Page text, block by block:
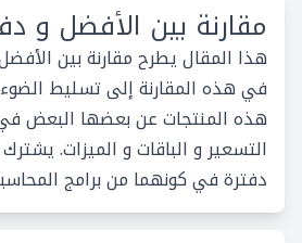
مقارنة بين الأفضل و
هذا المقال يطرح مقارنة بين
في هذه المقارنة إلى تسليط
هذه المنتجات عن بعضها البعض
التسعير و الباقات و الميزات.
دفترة في كونهما من برامج